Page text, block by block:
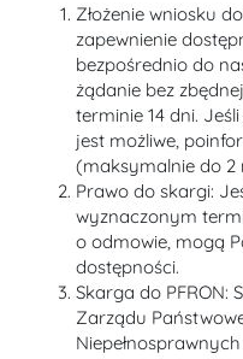
Złożenie wniosku
zapewnienie
bezpośrednio do
żądanie bez
terminie 14 dni.
jest możliwe,
(maksymalnie do 2
Prawo do skargi:
wyznaczonym
o odmowie, mogą
dostępności.
Skarga do PFRON:
Zarządu